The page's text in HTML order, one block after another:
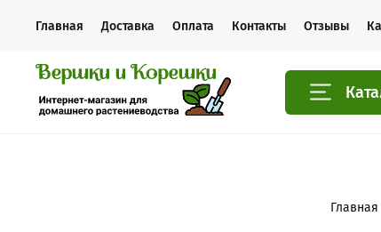
Главная Доставка Оплата Контакты Отзывы
Главная